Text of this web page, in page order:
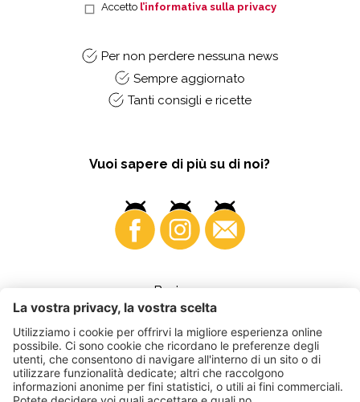
Accetto l’informativa sulla privacy
Per non perdere nessuna news
Sempre aggiornato
Tanti consigli e ricette
Vuoi sapere di più su di noi?
Business